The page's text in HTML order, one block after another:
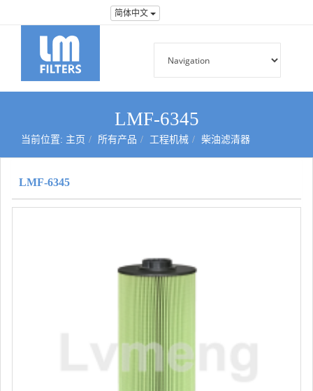
简体中文
LMF-6345
当前位置: 主页 所有产品 工程机械 柴油滤清器
LMF-6345